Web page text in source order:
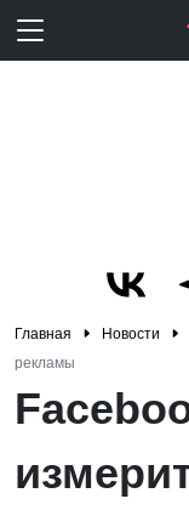
Главная Новости
рекламы